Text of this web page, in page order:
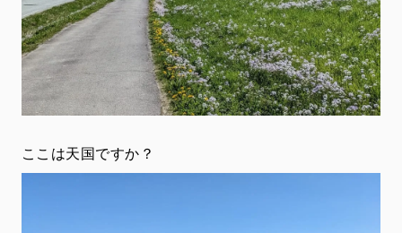
ここは天国ですか？